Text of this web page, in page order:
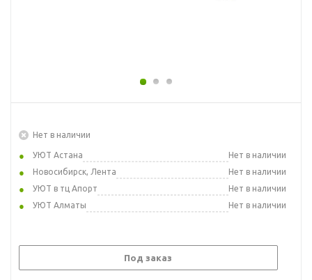
Нет в наличии
УЮТ Астана
Нет в наличии
Новосибирск, Лента
Нет в наличии
УЮТ в тц Апорт
Нет в наличии
УЮТ Алматы
Нет в наличии
Под заказ